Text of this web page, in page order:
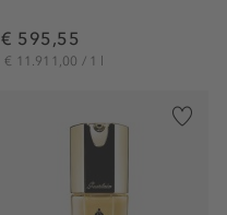
€ 595,55
€ 11.911,00 / 1 l